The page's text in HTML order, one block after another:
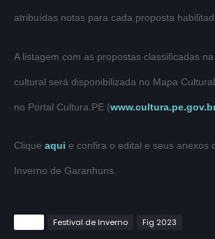
atribuídas notas para cada proposta
A listagem com as propostas classificadas
cultural será disponibilizada no Mapa
no Portal Cultura.PE (
Clique aqui e confira o edital e seus anexos
Inverno de Garanhuns.
Festival de Inverno Fig 2023